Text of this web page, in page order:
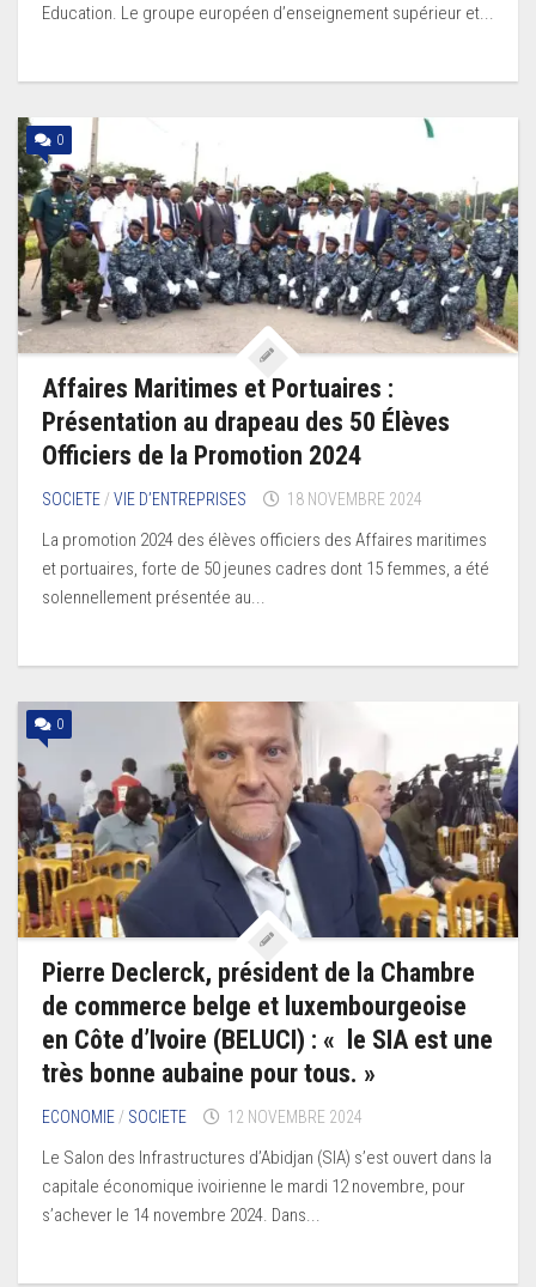
Education. Le groupe européen d’enseignement supérieur et...
0
Affaires Maritimes et Portuaires :
Présentation au drapeau des 50 Élèves
Officiers de la Promotion 2024
SOCIETE /VIE D’ENTREPRISES 18 NOVEMBRE 2024
La promotion 2024 des élèves officiers des Affaires maritimes
et portuaires, forte de 50 jeunes cadres dont 15 femmes, a été
solennellement présentée au...
0
Pierre Declerck, président de la Chambre
de commerce belge et luxembourgeoise
en Côte d’Ivoire (BELUCI) : « le SIA est une
très bonne aubaine pour tous. »
ECONOMIE / SOCIETE 12 NOVEMBRE 2024
Le Salon des Infrastructures d’Abidjan (SIA) s’est ouvert dans la
capitale économique ivoirienne le mardi 12 novembre, pour
s’achever le 14 novembre 2024. Dans...